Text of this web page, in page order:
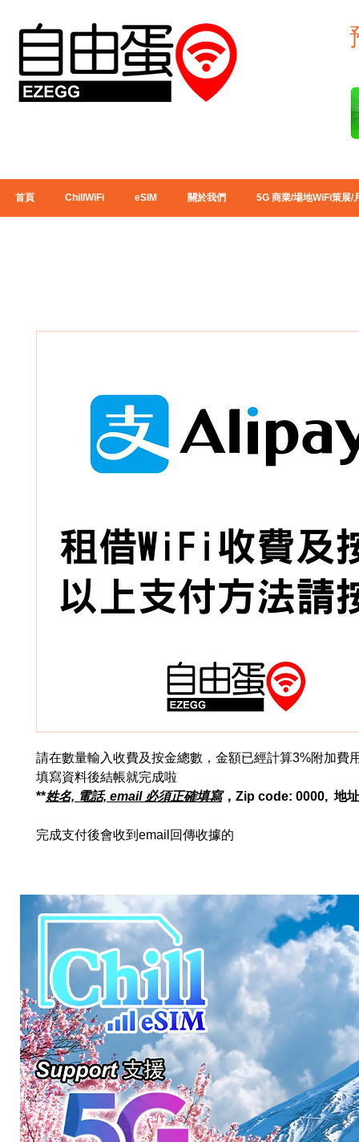
首頁 ChillWiFi eSIM 關於我們 5G 商業/場地WiFi策展/
請在數量輸入收費及按金總數，金額已經計算3%附加費
填寫資料後結帳就完成啦
**姓名, 電話, email 必須正確填寫，Zip code: 0000, 地
完成支付後會收到email回傳收據的